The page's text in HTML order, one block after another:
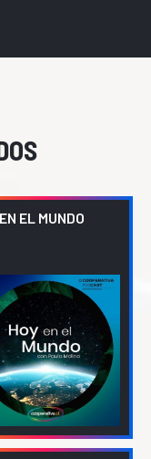
EL MUNDO